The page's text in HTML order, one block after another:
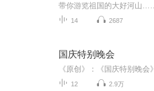
带你游览祖国的大好河山……
14 2687
国庆特别晚会
12 2.9万